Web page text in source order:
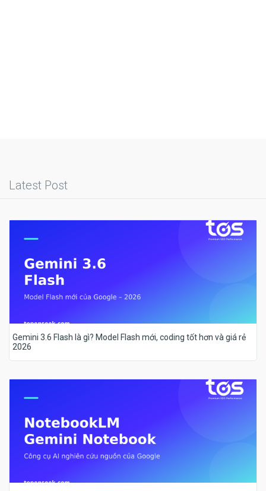
Latest Post
Gemini 3.6 Flash là gì? Model Flash mới, coding tốt hơn và giá rẻ
2026